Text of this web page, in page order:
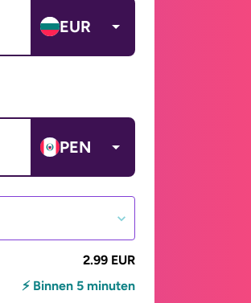
EUR
PEN
2.99 EUR
⚡ Binnen 5 minuten